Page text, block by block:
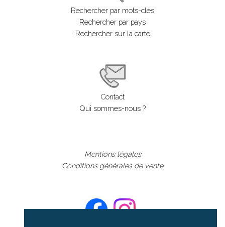
Rechercher par mots-clés
Rechercher par pays
Rechercher sur la carte
Contact
Qui sommes-nous ?
Mentions légales
Conditions générales de vente